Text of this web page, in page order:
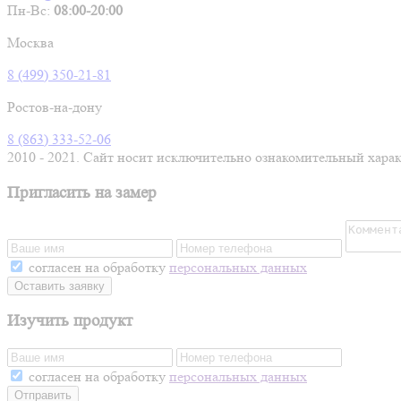
Пн-Вс: 08:00-20:00
Москва
8 (499) 350-21-81
Ростов-на-дону
8 (863) 333-52-06
2010 - 2021. Сайт носит исключительно ознакомительный
Пригласить на замер
согласен на обработку персональных данных
Оставить заявку
Изучить продукт
согласен на обработку персональных данных
Отправить